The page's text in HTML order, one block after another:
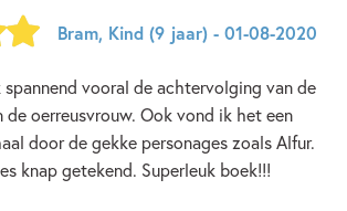
Bram, Kind (9 jaar) - 01-08-2020
vooral de achtervolging van de
de oerreusvrouw. Ook vond ik het een
door de gekke personages zoals Alfur.
knap getekend. Superleuk boek!!!